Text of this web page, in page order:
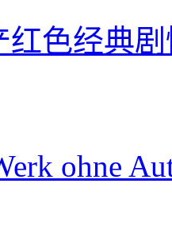
红色经典
ohne